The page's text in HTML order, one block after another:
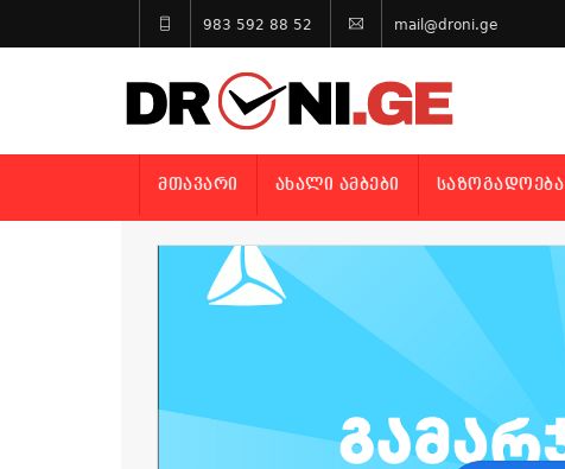
983 592 88 52 mail@droni.ge
ᲛᲗᲐᲕᲐᲠᲘ ᲐᲮᲐᲚᲘ ᲐᲛᲑᲔᲑᲘ ᲡᲐᲖᲝᲒᲐᲓᲝᲔᲑᲐ